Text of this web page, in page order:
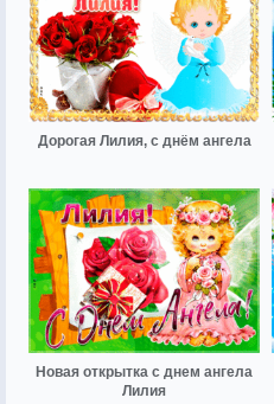
Дорогая Лилия, с днём ангела
Новая открытка с днем ангела
Лилия